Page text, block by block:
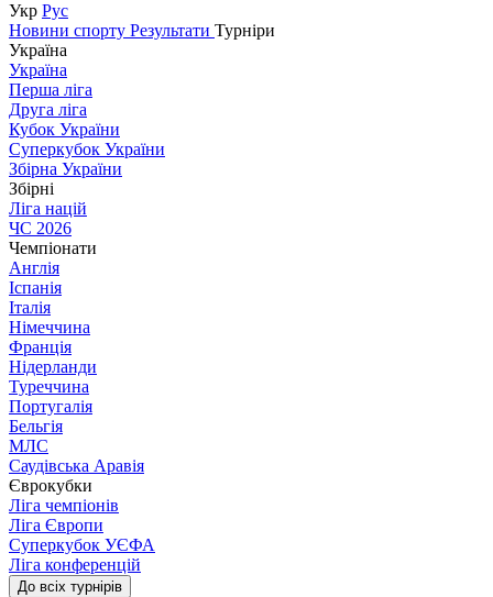
Укр Рус
Новини спорту Результати Турніри
Україна
Україна
Перша ліга
Друга ліга
Кубок України
Суперкубок України
Збірна України
Збірні
Ліга націй
ЧС 2026
Чемпіонати
Англія
Іспанія
Італія
Німеччина
Франція
Нідерланди
Туреччина
Португалія
Бельгія
МЛС
Саудівська Аравія
Єврокубки
Ліга чемпіонів
Ліга Європи
Суперкубок УЄФА
Ліга конференцій
До всіх турнірів